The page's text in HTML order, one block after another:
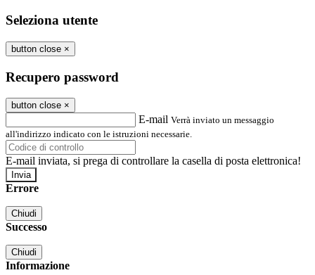
Seleziona utente
button close ×
Recupero password
button close ×
E-mail Verrà inviato un messaggio
all'indirizzo indicato con le istruzioni necessarie.
E-mail inviata, si prega di controllare la casella di posta elettronica!
Errore
Chiudi
Successo
Chiudi
Informazione